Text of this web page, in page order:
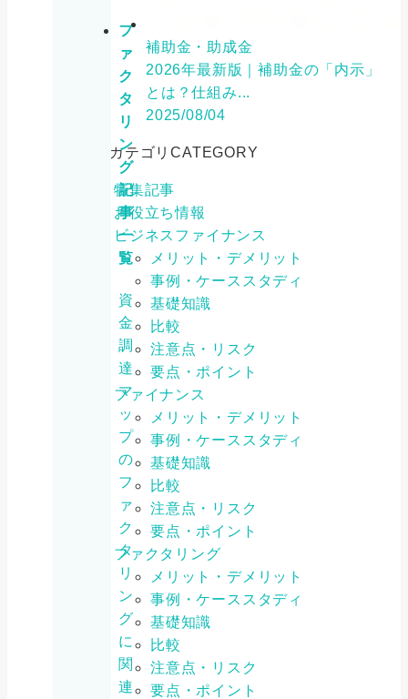
フ
ァ
ク
タ
リ
ン
グ
記
事
一
覧
資
金
調
達
マ
ッ
プ
の
フ
ァ
ク
タ
リ
ン
グ
に
関
連
補助金・助成金
2026年最新版｜補助金の「内示」
とは？仕組み...
2025/08/04
カテゴリCATEGORY
特集記事
お役立ち情報
ビジネスファイナンス
メリット・デメリット
事例・ケーススタディ
基礎知識
比較
注意点・リスク
要点・ポイント
ファイナンス
メリット・デメリット
事例・ケーススタディ
基礎知識
比較
注意点・リスク
要点・ポイント
ファクタリング
メリット・デメリット
事例・ケーススタディ
基礎知識
比較
注意点・リスク
要点・ポイント